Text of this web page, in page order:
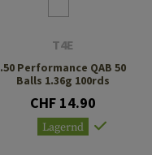
T4E
.50 Performance QAB 50
Balls 1.36g 100rds
CHF 14.90
Lagernd